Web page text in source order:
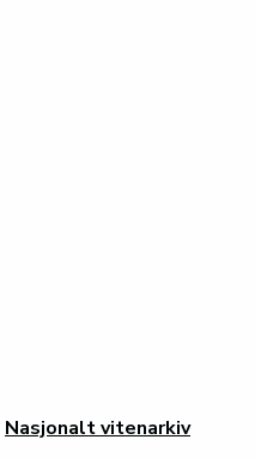
Nasjonalt vitenarkiv